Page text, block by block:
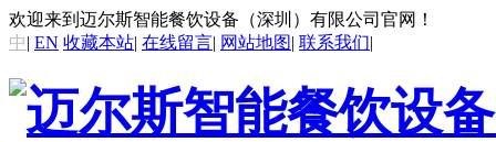
欢迎来到迈尔斯智能餐饮设备（深圳）有限公司官网！
中| EN 收藏本站| 在线留言| 网站地图| 联系我们|